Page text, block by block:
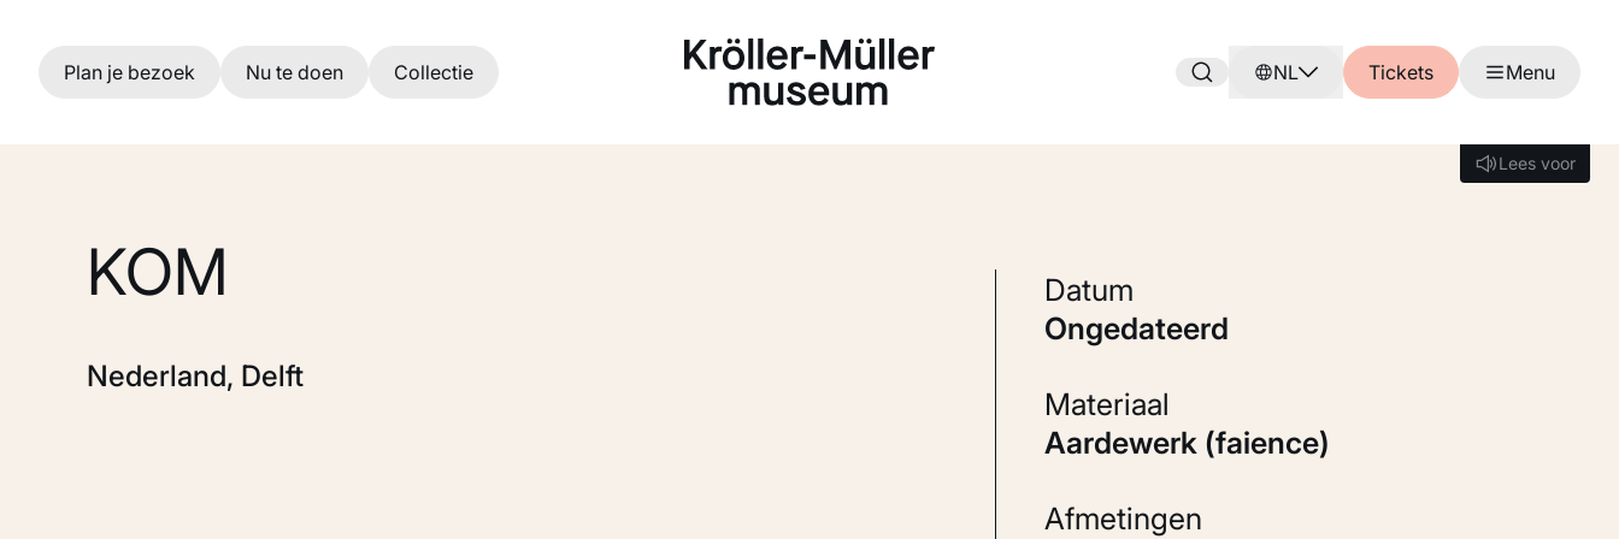
Ga naar hoofdinhoud
Plan je bezoek Nu te doen Collectie NL Tickets Menu
Lees voor
Lees voor
KOM
Nederland, Delft
Datum
ongedateerd
Materiaal
Aardewerk (faience)
Afmetingen